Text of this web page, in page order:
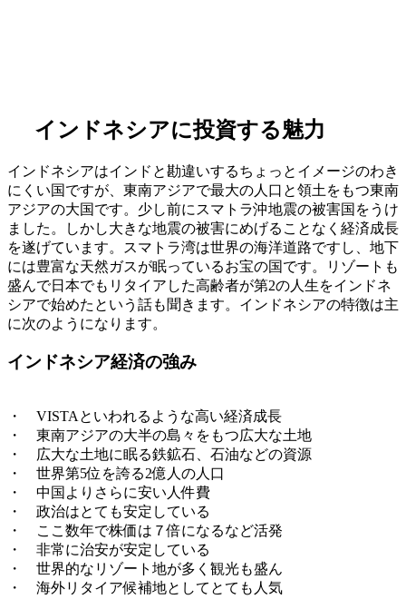
インドネシアに投資する魅力
インドネシアはインドと勘違いするちょっとイメージのわき
にくい国ですが、東南アジアで最大の人口と領土をもつ東南
アジアの大国です。少し前にスマトラ沖地震の被害国をうけ
ました。しかし大きな地震の被害にめげることなく経済成長
を遂げています。スマトラ湾は世界の海洋道路ですし、地下
には豊富な天然ガスが眠っているお宝の国です。リゾートも
盛んで日本でもリタイアした高齢者が第2の人生をインドネ
シアで始めたという話も聞きます。インドネシアの特徴は主
に次のようになります。
インドネシア経済の強み
・ VISTAといわれるような高い経済成長
・ 東南アジアの大半の島々をもつ広大な土地
・ 広大な土地に眠る鉄鉱石、石油などの資源
・ 世界第5位を誇る2億人の人口
・ 中国よりさらに安い人件費
・ 政治はとても安定している
・ ここ数年で株価は７倍になるなど活発
・ 非常に治安が安定している
・ 世界的なリゾート地が多く観光も盛ん
・ 海外リタイア候補地としてとても人気